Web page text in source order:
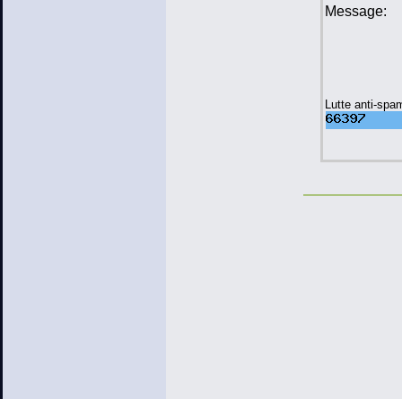
Message:
Lutte anti-